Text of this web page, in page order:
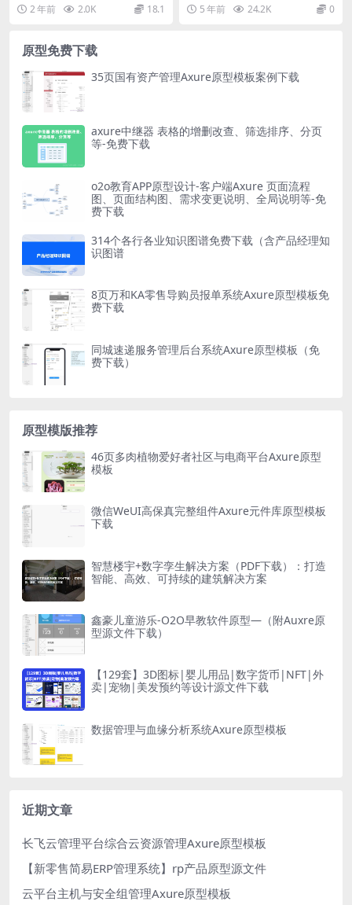
了一个平台，让用...
2 年前 2.0K 18.1
为浏览器可能...
5 年前 24.2K 0
原型免费下载
35页国有资产管理Axure原型模板案例下载
axure中继器 表格的增删改查、筛选排序、分页
等-免费下载
o2o教育APP原型设计-客户端Axure 页面流程
图、页面结构图、需求变更说明、全局说明等-免
费下载
314个各行各业知识图谱免费下载（含产品经理知
识图谱
8页万和KA零售导购员报单系统Axure原型模板免
费下载
同城速递服务管理后台系统Axure原型模板（免
费下载）
原型模版推荐
46页多肉植物爱好者社区与电商平台Axure原型
模板
微信WeUI高保真完整组件Axure元件库原型模板
下载
智慧楼宇+数字孪生解决方案（PDF下载）：打造
智能、高效、可持续的建筑解决方案
鑫豪儿童游乐-O2O早教软件原型—（附Auxre原
型源文件下载）
【129套】3D图标|婴儿用品|数字货币|NFT|外
卖|宠物|美发预约等设计源文件下载
数据管理与血缘分析系统Axure原型模板
近期文章
长飞云管理平台综合云资源管理Axure原型模板
【新零售简易ERP管理系统】rp产品原型源文件
云平台主机与安全组管理Axure原型模板